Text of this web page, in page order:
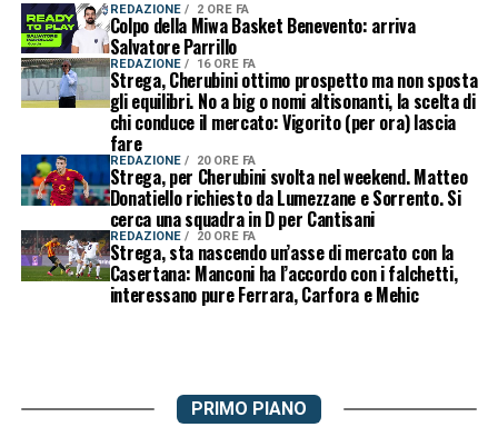
REDAZIONE 2 ORE FA
Colpo della Miwa Basket Benevento: arriva
Salvatore Parrillo
REDAZIONE 16 ORE FA
Strega, Cherubini ottimo prospetto ma non sposta
gli equilibri. No a big o nomi altisonanti, la scelta di
chi conduce il mercato: Vigorito (per ora) lascia
fare
REDAZIONE 20 ORE FA
Strega, per Cherubini svolta nel weekend. Matteo
Donatiello richiesto da Lumezzane e Sorrento. Si
cerca una squadra in D per Cantisani
REDAZIONE 20 ORE FA
Strega, sta nascendo un’asse di mercato con la
Casertana: Manconi ha l’accordo con i falchetti,
interessano pure Ferrara, Carfora e Mehic
PRIMO PIANO